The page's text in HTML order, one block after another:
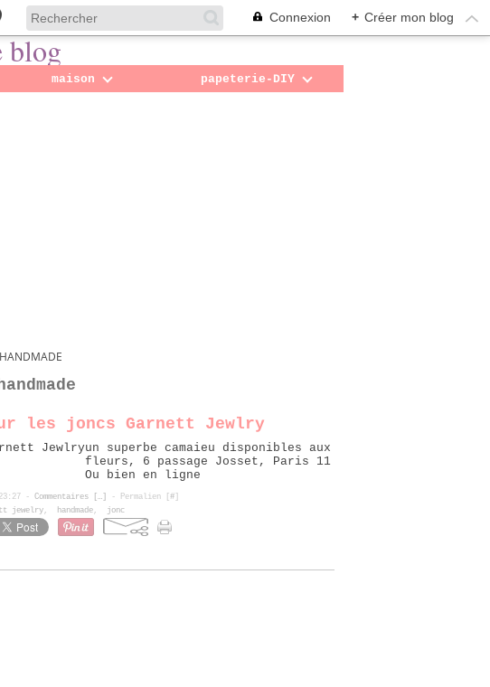
Connexion + Créer mon blog
maison papeterie-DIY
HANDMADE
les joncs Garnett Jewlry
un superbe camaieu disponibles aux
fleurs, 6 passage Josset, Paris 11
Ou bien en ligne
- Commentaires [ …] - Permalien [ #]
jewelry, handmade, jonc